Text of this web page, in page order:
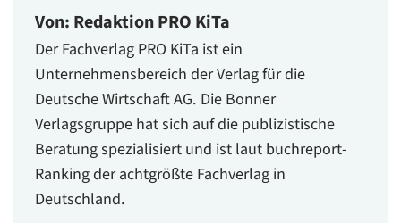
Von: Redaktion PRO KiTa
Der Fachverlag PRO KiTa ist ein
Unternehmensbereich der Verlag für die
Deutsche Wirtschaft AG. Die Bonner
Verlagsgruppe hat sich auf die publizistische
Beratung spezialisiert und ist laut buchreport-
Ranking der achtgrößte Fachverlag in
Deutschland.